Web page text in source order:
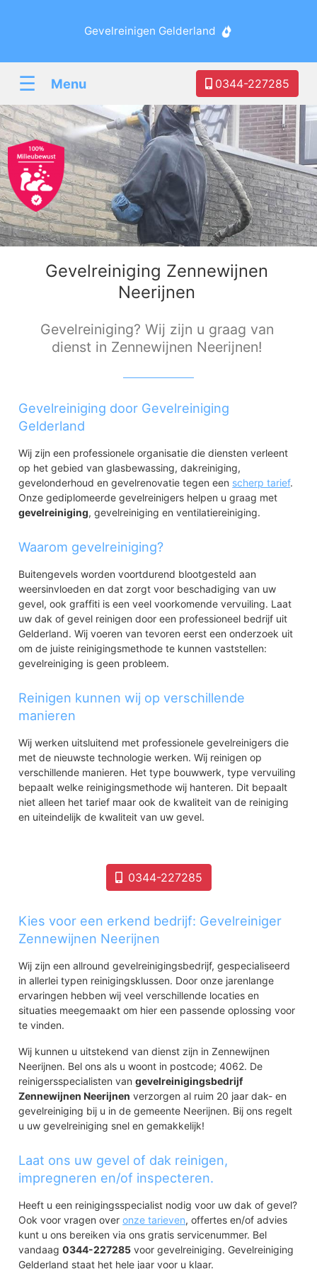
Gevelreinigen Gelderland
☰ Menu 0344-227285
Gevelreiniging Zennewijnen
Neerijnen
Gevelreiniging? Wij zijn u graag van
dienst in Zennewijnen Neerijnen!
Gevelreiniging door Gevelreiniging
Gelderland
Wij zijn een professionele organisatie die diensten verleent
op het gebied van glasbewassing, dakreiniging,
gevelonderhoud en gevelrenovatie tegen een scherp tarief.
Onze gediplomeerde gevelreinigers helpen u graag met
gevelreiniging, gevelreiniging en ventilatiereiniging.
Waarom gevelreiniging?
Buitengevels worden voortdurend blootgesteld aan
weersinvloeden en dat zorgt voor beschadiging van uw
gevel, ook graffiti is een veel voorkomende vervuiling. Laat
uw dak of gevel reinigen door een professioneel bedrijf uit
Gelderland. Wij voeren van tevoren eerst een onderzoek uit
om de juiste reinigingsmethode te kunnen vaststellen:
gevelreiniging is geen probleem.
Reinigen kunnen wij op verschillende
manieren
Wij werken uitsluitend met professionele gevelreinigers die
met de nieuwste technologie werken. Wij reinigen op
verschillende manieren. Het type bouwwerk, type vervuiling
bepaalt welke reinigingsmethode wij hanteren. Dit bepaalt
niet alleen het tarief maar ook de kwaliteit van de reiniging
en uiteindelijk de kwaliteit van uw gevel.
0344-227285
Kies voor een erkend bedrijf: Gevelreiniger
Zennewijnen Neerijnen
Wij zijn een allround gevelreinigingsbedrijf, gespecialiseerd
in allerlei typen reinigingsklussen. Door onze jarenlange
ervaringen hebben wij veel verschillende locaties en
situaties meegemaakt om hier een passende oplossing voor
te vinden.
Wij kunnen u uitstekend van dienst zijn in Zennewijnen
Neerijnen. Bel ons als u woont in postcode; 4062. De
reinigersspecialisten vangevelreinigingsbedrijf
Zennewijnen Neerijnen verzorgen al ruim 20 jaar dak- en
gevelreiniging bij u in de gemeente Neerijnen. Bij ons regelt
u uw gevelreiniging snel en gemakkelijk!
Laat ons uw gevel of dak reinigen,
impregneren en/of inspecteren.
Heeft u een reinigingsspecialist nodig voor uw dak of gevel?
Ook voor vragen overonze tarieven, offertes en/of advies
kunt u ons bereiken via ons gratis servicenummer. Bel
vandaag0344-227285 voor gevelreiniging. Gevelreiniging
Gelderland staat het hele jaar voor u klaar.